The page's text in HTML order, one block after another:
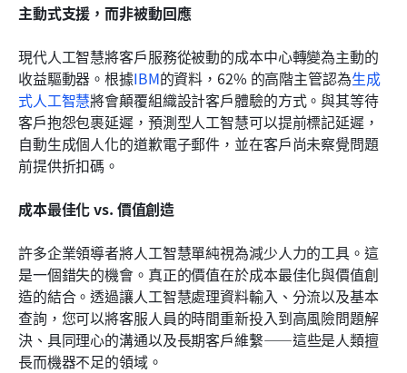
主動式支援，而非被動回應
現代人工智慧將客戶服務從被動的成本中心轉變為主動的
收益驅動器。根據IBM的資料，62% 的高階主管認為生成
式人工智慧將會顛覆組織設計客戶體驗的方式。與其等待
客戶抱怨包裹延遲，預測型人工智慧可以提前標記延遲，
自動生成個人化的道歉電子郵件，並在客戶尚未察覺問題
前提供折扣碼。
成本最佳化 vs. 價值創造
許多企業領導者將人工智慧單純視為減少人力的工具。這
是一個錯失的機會。真正的價值在於成本最佳化與價值創
造的結合。透過讓人工智慧處理資料輸入、分流以及基本
查詢，您可以將客服人員的時間重新投入到高風險問題解
決、具同理心的溝通以及長期客戶維繫——這些是人類擅
長而機器不足的領域。